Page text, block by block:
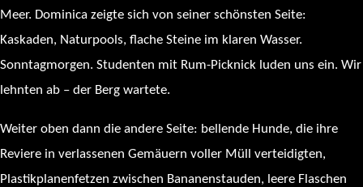
Meer. Dominica zeigte sich von seiner schönsten Seite:
Kaskaden, Naturpools, flache Steine im klaren Wasser.
Sonntagmorgen. Studenten mit Rum-Picknick luden uns ein. Wir
lehnten ab – der Berg wartete.
Weiter oben dann die andere Seite: bellende Hunde, die ihre
Reviere in verlassenen Gemäuern voller Müll verteidigten,
Plastikplanenfetzen zwischen Bananenstauden, leere Flaschen